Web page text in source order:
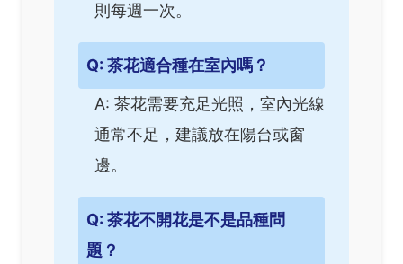
則每週一次。
Q: 茶花適合種在室內嗎？
A: 茶花需要充足光照，室內光線
通常不足，建議放在陽台或窗
邊。
Q: 茶花不開花是不是品種問
題？